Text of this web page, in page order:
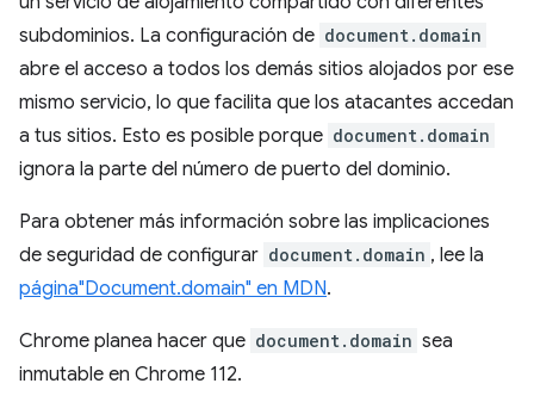
subdominios. La configuración de document.domain
abre el acceso a todos los demás sitios alojados por ese
mismo servicio, lo que facilita que los atacantes accedan
a tus sitios. Esto es posible porque document.domain
ignora la parte del número de puerto del dominio.
Para obtener más información sobre las implicaciones
de seguridad de configurar document.domain , lee la
página"Document.domain" en MDN.
Chrome planea hacer que document.domain sea
inmutable en Chrome 112.